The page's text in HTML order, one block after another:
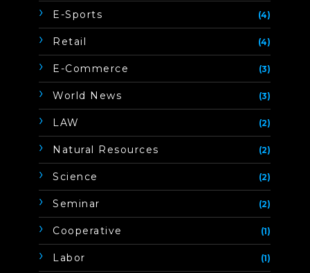
E-Sports (4)
Retail (4)
E-Commerce (3)
World News (3)
LAW (2)
Natural Resources (2)
Science (2)
Seminar (2)
Cooperative (1)
Labor (1)